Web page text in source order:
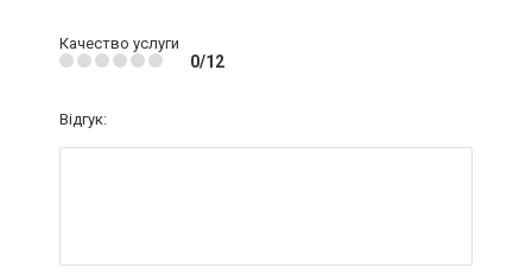
Качество услуги
0/12
Відгук: